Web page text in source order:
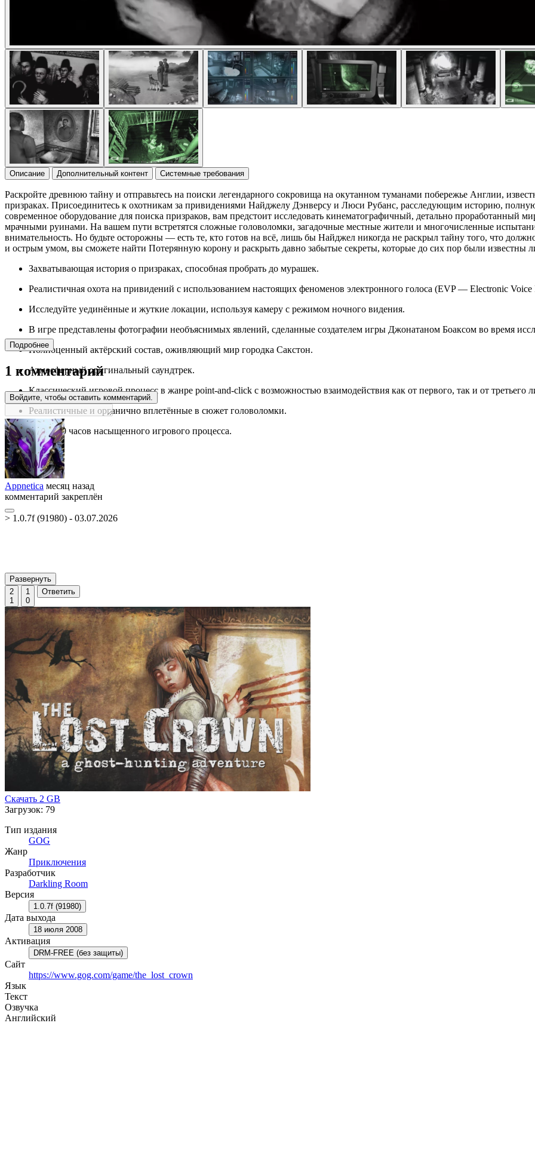
Описание Дополнительный контент Системные требования
Раскройте древнюю тайну и отправьтесь на поиски легендарного сокровища на окутанном туманами побережье Англии,
призраках. Присоединитесь к охотникам за привидениями Найджелу Дэнверсу и Люси Рубанс, расследующим историю,
современное оборудование для поиска призраков, вам предстоит исследовать кинематографичный, детально проработанный
мрачными руинами. На вашем пути встретятся сложные головоломки, загадочные местные жители и многочисленные
внимательность. Но будьте осторожны — есть те, кто готов на всё, лишь бы Найджел никогда не раскрыл тайну того, что
и острым умом, вы сможете найти Потерянную корону и раскрыть давно забытые секреты, которые до сих пор были известны
Захватывающая история о призраках, способная пробрать до мурашек.
Реалистичная охота на привидений с использованием настоящих феноменов электронного голоса (EVP — Electronic Voice
Исследуйте уединённые и жуткие локации, используя камеру с режимом ночного видения.
В игре представлены фотографии необъяснимых явлений, сделанные создателем игры Джонатаном Боаксом во время
Полноценный актёрский состав, оживляющий мир городка Сакстон.
Атмосферный оригинальный саундтрек.
Классический игровой процесс в жанре point-and-click с возможностью взаимодействия как от первого, так и от третьего
Реалистичные и органично вплетённые в сюжет головоломки.
Около 30 часов насыщенного игрового процесса.
Подробнее
1 комментарий
Войдите, чтобы оставить комментарий.
Appnetica месяц назад
комментарий закреплён
> 1.0.7f (91980) - 03.07.2026
Развернуть
2
1
1
0
Ответить
Скачать 2 GB
Загрузок: 79
Тип издания
GOG
Жанр
Приключения
Разработчик
Darkling Room
Версия
1.0.7f (91980)
Дата выхода
18 июля 2008
Активация
DRM-FREE (без защиты)
Сайт
https://www.gog.com/game/the_lost_crown
Язык
Текст
Озвучка
Английский